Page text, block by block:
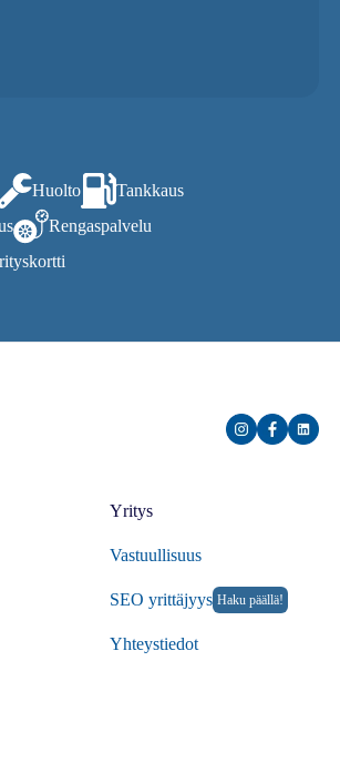
Huolto
Tankkaus
Rengaspalvelu
Yritys
Vastuullisuus
SEO yrittäjyys Haku päällä!
Yhteystiedot